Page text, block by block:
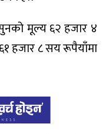
मूल्य ६२ हजार ४
हजार ८ सय रूपैयाँमा